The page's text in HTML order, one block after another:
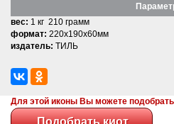
вес: 1 кг 210 грамм
формат: 220x190x60мм
издатель: ТИЛЬ
Для этой иконы Вы можете подобрать